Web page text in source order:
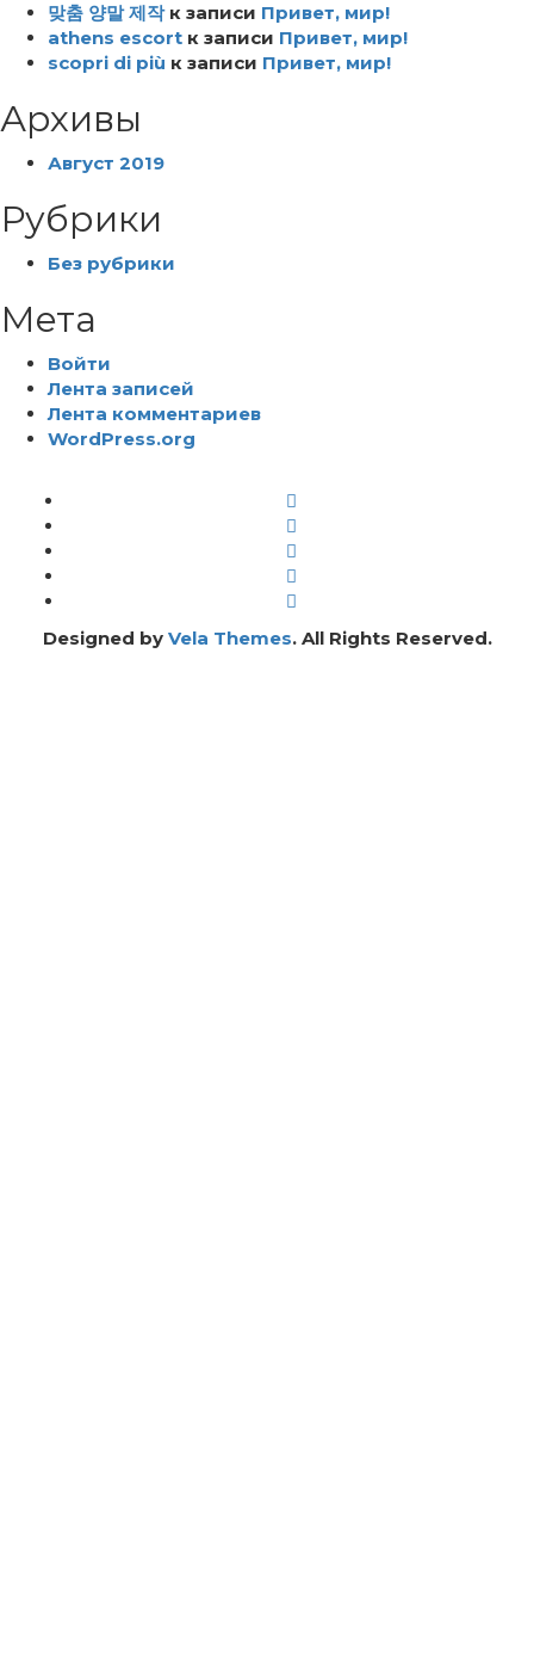
맞춤 양말 제작к записи Привет, мир!
athens escort к записи Привет, мир!
scopri di più к записи Привет, мир!
Архивы
Август 2019
Рубрики
Без рубрики
Мета
Войти
Лента записей
Лента комментариев
WordPress.org
Designed by Vela Themes. All Rights Reserved.